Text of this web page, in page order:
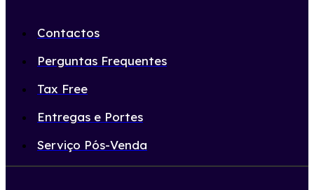
Contactos
Perguntas Frequentes
Tax Free
Entregas e Portes
Serviço Pós-Venda